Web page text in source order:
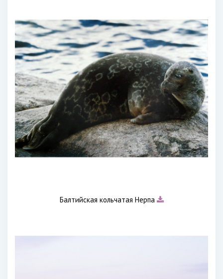
Балтийская кольчатая Нерпа